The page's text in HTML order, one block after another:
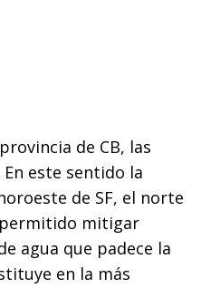
de CB, las
este sentido la
de SF, el norte
permitido mitigar
agua que padece la
en la más